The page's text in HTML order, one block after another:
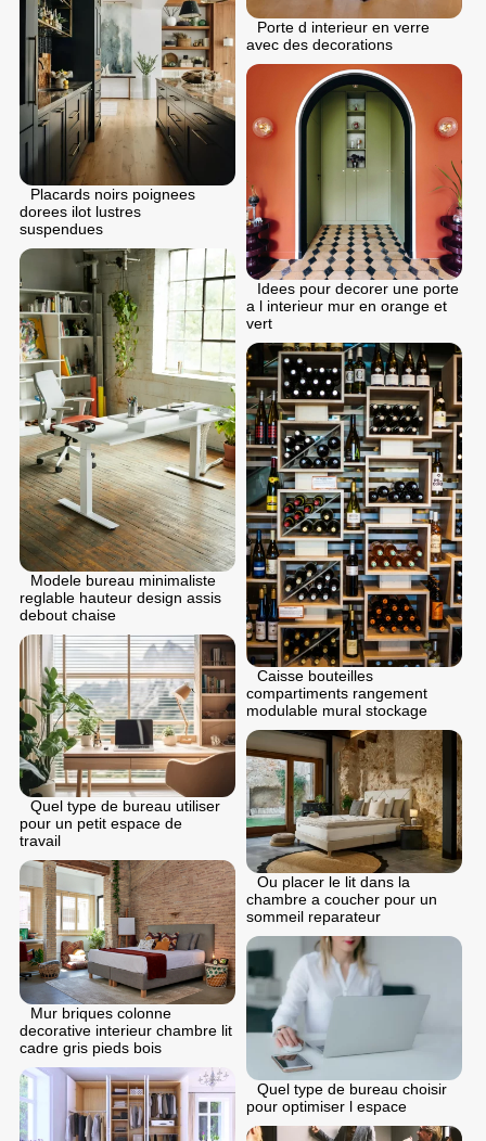
Porte d interieur en verre
avec des decorations
Placards noirs poignees
dorees ilot lustres
suspendues
Idees pour decorer une porte
a l interieur mur en orange et
vert
Modele bureau minimaliste
reglable hauteur design assis
debout chaise
Caisse bouteilles
compartiments rangement
modulable mural stockage
Quel type de bureau utiliser
pour un petit espace de
travail
Ou placer le lit dans la
chambre a coucher pour un
sommeil reparateur
Mur briques colonne
decorative interieur chambre lit
cadre gris pieds bois
Quel type de bureau choisir
pour optimiser l espace